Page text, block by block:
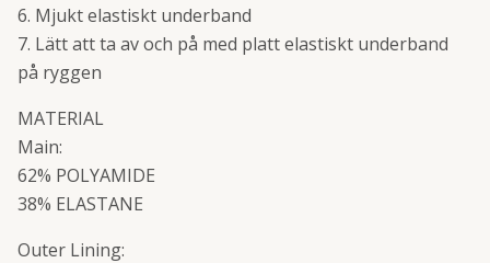
6. Mjukt elastiskt underband
7. Lätt att ta av och på med platt elastiskt underband
på ryggen
MATERIAL
Main:
62% POLYAMIDE
38% ELASTANE
Outer Lining: